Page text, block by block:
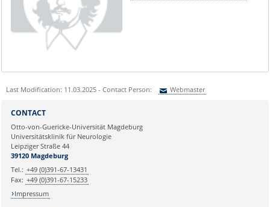
Last Modification: 11.03.2025 - Contact Person: Webmaster
Ihre E-Mailadresse:
Ihr Anliegen:
CONTACT
Otto-von-Guericke-Universität Magdeburg
Universitätsklinik für Neurologie
Leipziger Straße 44
39120 Magdeburg
Tel.: +49 (0)391-67-13431
Fax: +49 (0)391-67-15233
Impressum